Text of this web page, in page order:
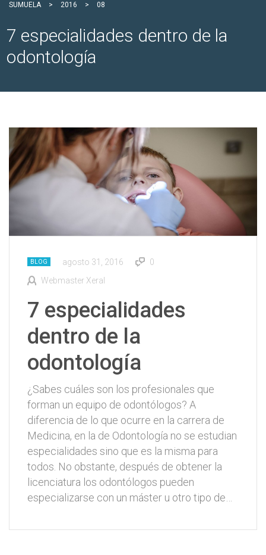
SUMUELA > 2016 > 08
7 especialidades dentro de la
odontología
BLOG agosto 31, 2016
0
Webmaster Xeral
7 especialidades
dentro de la
odontología
¿Sabes cuáles son los profesionales que
forman un equipo de odontólogos? A
diferencia de lo que ocurre en la carrera de
Medicina, en la de Odontología no se estudian
especialidades sino que es la misma para
todos. No obstante, después de obtener la
licenciatura los odontólogos pueden
especializarse con un máster u otro tipo de…